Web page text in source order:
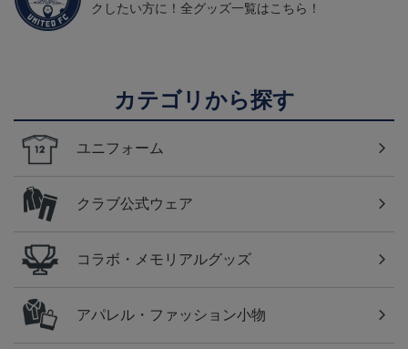
クしたい方に！全グッズ一覧はこちら！
カテゴリから探す
ユニフォーム
クラブ公式ウェア
コラボ・メモリアルグッズ
アパレル・ファッション小物